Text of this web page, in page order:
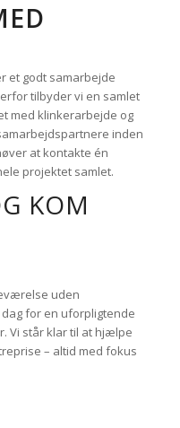
et godt samarbejde
tilbyder vi en samlet
med klinkerarbejde og
inden
at kontakte én
projektet samlet.
KOM
uden
for en uforpligtende
Vi står klar til at hjælpe
– altid med fokus